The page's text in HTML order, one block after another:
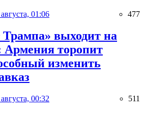
01:06 477
выходит на
Армения торопит
изменить
00:32 511